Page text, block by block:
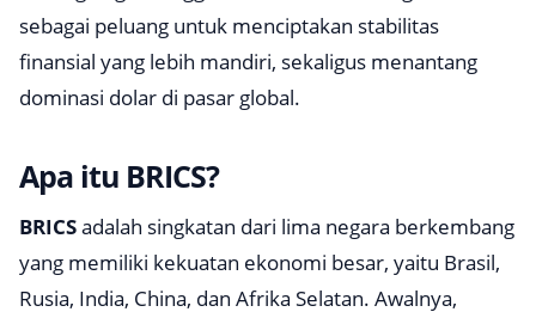
sebagai peluang untuk menciptakan stabilitas
finansial yang lebih mandiri, sekaligus menantang
dominasi dolar di pasar global.
Apa itu BRICS?
BRICSadalah singkatan dari lima negara berkembang
yang memiliki kekuatan ekonomi besar, yaitu Brasil,
Rusia, India, China, dan Afrika Selatan. Awalnya,